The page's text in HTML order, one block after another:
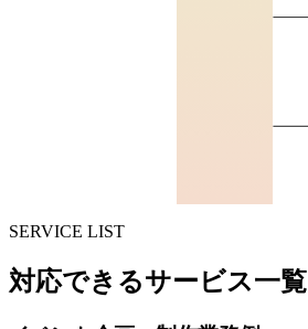
SERVICE LIST
対応できるサービス一覧